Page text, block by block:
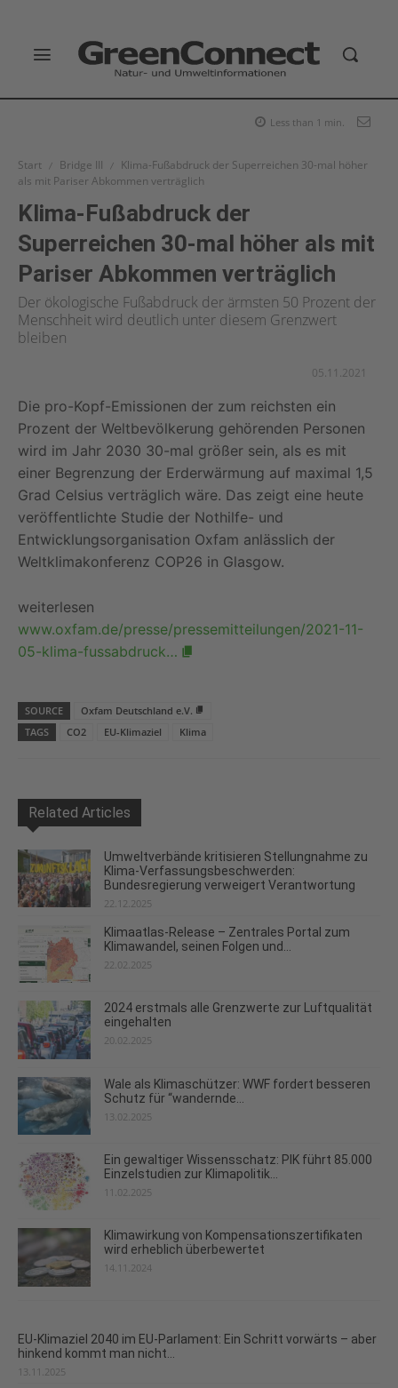
Less than 1 min.
Start Bridge III
Klima-Fußabdruck der Superreichen 30-mal höher
als mit Pariser Abkommen verträglich
Klima-Fußabdruck der
Superreichen 30-mal höher als mit
Pariser Abkommen verträglich
Der ökologische Fußabdruck der ärmsten 50 Prozent der
Menschheit wird deutlich unter diesem Grenzwert
bleiben
05.11.2021
Die pro-Kopf-Emissionen der zum reichsten ein
Prozent der Weltbevölkerung gehörenden Personen
wird im Jahr 2030 30-mal größer sein, als es mit
einer Begrenzung der Erderwärmung auf maximal 1,5
Grad Celsius verträglich wäre. Das zeigt eine heute
veröffentlichte Studie der Nothilfe- und
Entwicklungsorganisation Oxfam anlässlich der
Weltklimakonferenz COP26 in Glasgow.
weiterlesen
www.oxfam.de/presse/pressemitteilungen/2021-11-
05-klima-fussabdruck…
SOURCE
Oxfam Deutschland e.V.
TAGS
CO2 EU-Klimaziel Klima
Related Articles
Umweltverbände kritisieren Stellungnahme zu
Klima-Verfassungsbeschwerden:
Bundesregierung verweigert Verantwortung
22.12.2025
Klimaatlas-Release – Zentrales Portal zum
Klimawandel, seinen Folgen und...
22.02.2025
2024 erstmals alle Grenzwerte zur Luftqualität
eingehalten
20.02.2025
Wale als Klimaschützer: WWF fordert besseren
Schutz für “wandernde...
13.02.2025
Ein gewaltiger Wissensschatz: PIK führt 85.000
Einzelstudien zur Klimapolitik...
11.02.2025
Klimawirkung von Kompensationszertifikaten
wird erheblich überbewertet
14.11.2024
EU-Klimaziel 2040 im EU-Parlament: Ein Schritt vorwärts – aber
hinkend kommt man nicht...
13.11.2025